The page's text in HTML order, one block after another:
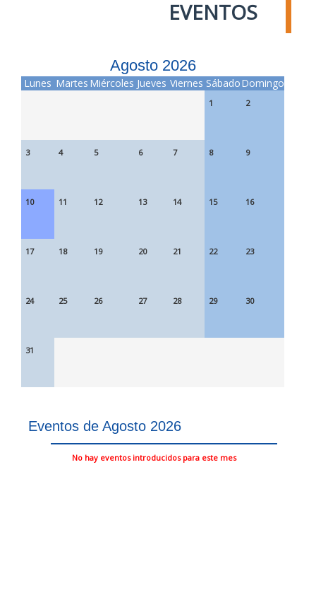
EVENTOS
Agosto 2026
Lunes Martes Miércoles Jueves Viernes SábadoDomingo
1 2
3 4 5 6 7 8 9
10 11 12 13 14 15 16
17 18 19 20 21 22 23
24 25 26 27 28 29 30
31
Eventos de Agosto 2026
No hay eventos introducidos para este mes